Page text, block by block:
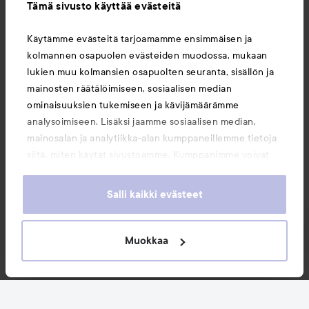
Tämä sivusto käyttää evästeitä
Käytämme evästeitä tarjoamamme ensimmäisen ja
kolmannen osapuolen evästeiden muodossa, mukaan
lukien muu kolmansien osapuolten seuranta, sisällön ja
mainosten räätälöimiseen, sosiaalisen median
ominaisuuksien tukemiseen ja kävijämäärämme
analysoimiseen. Lisäksi jaamme sosiaalisen median,
mainosalan ja analytiikka-alan kumppaneillemme tietoja
heille tai joita on kerätty, kun olet käyttänyt heidän
evästeiden käytön.
Salli kaikki evästeet
Muokkaa
Saattaisit myös tykätä
Copyright 2026